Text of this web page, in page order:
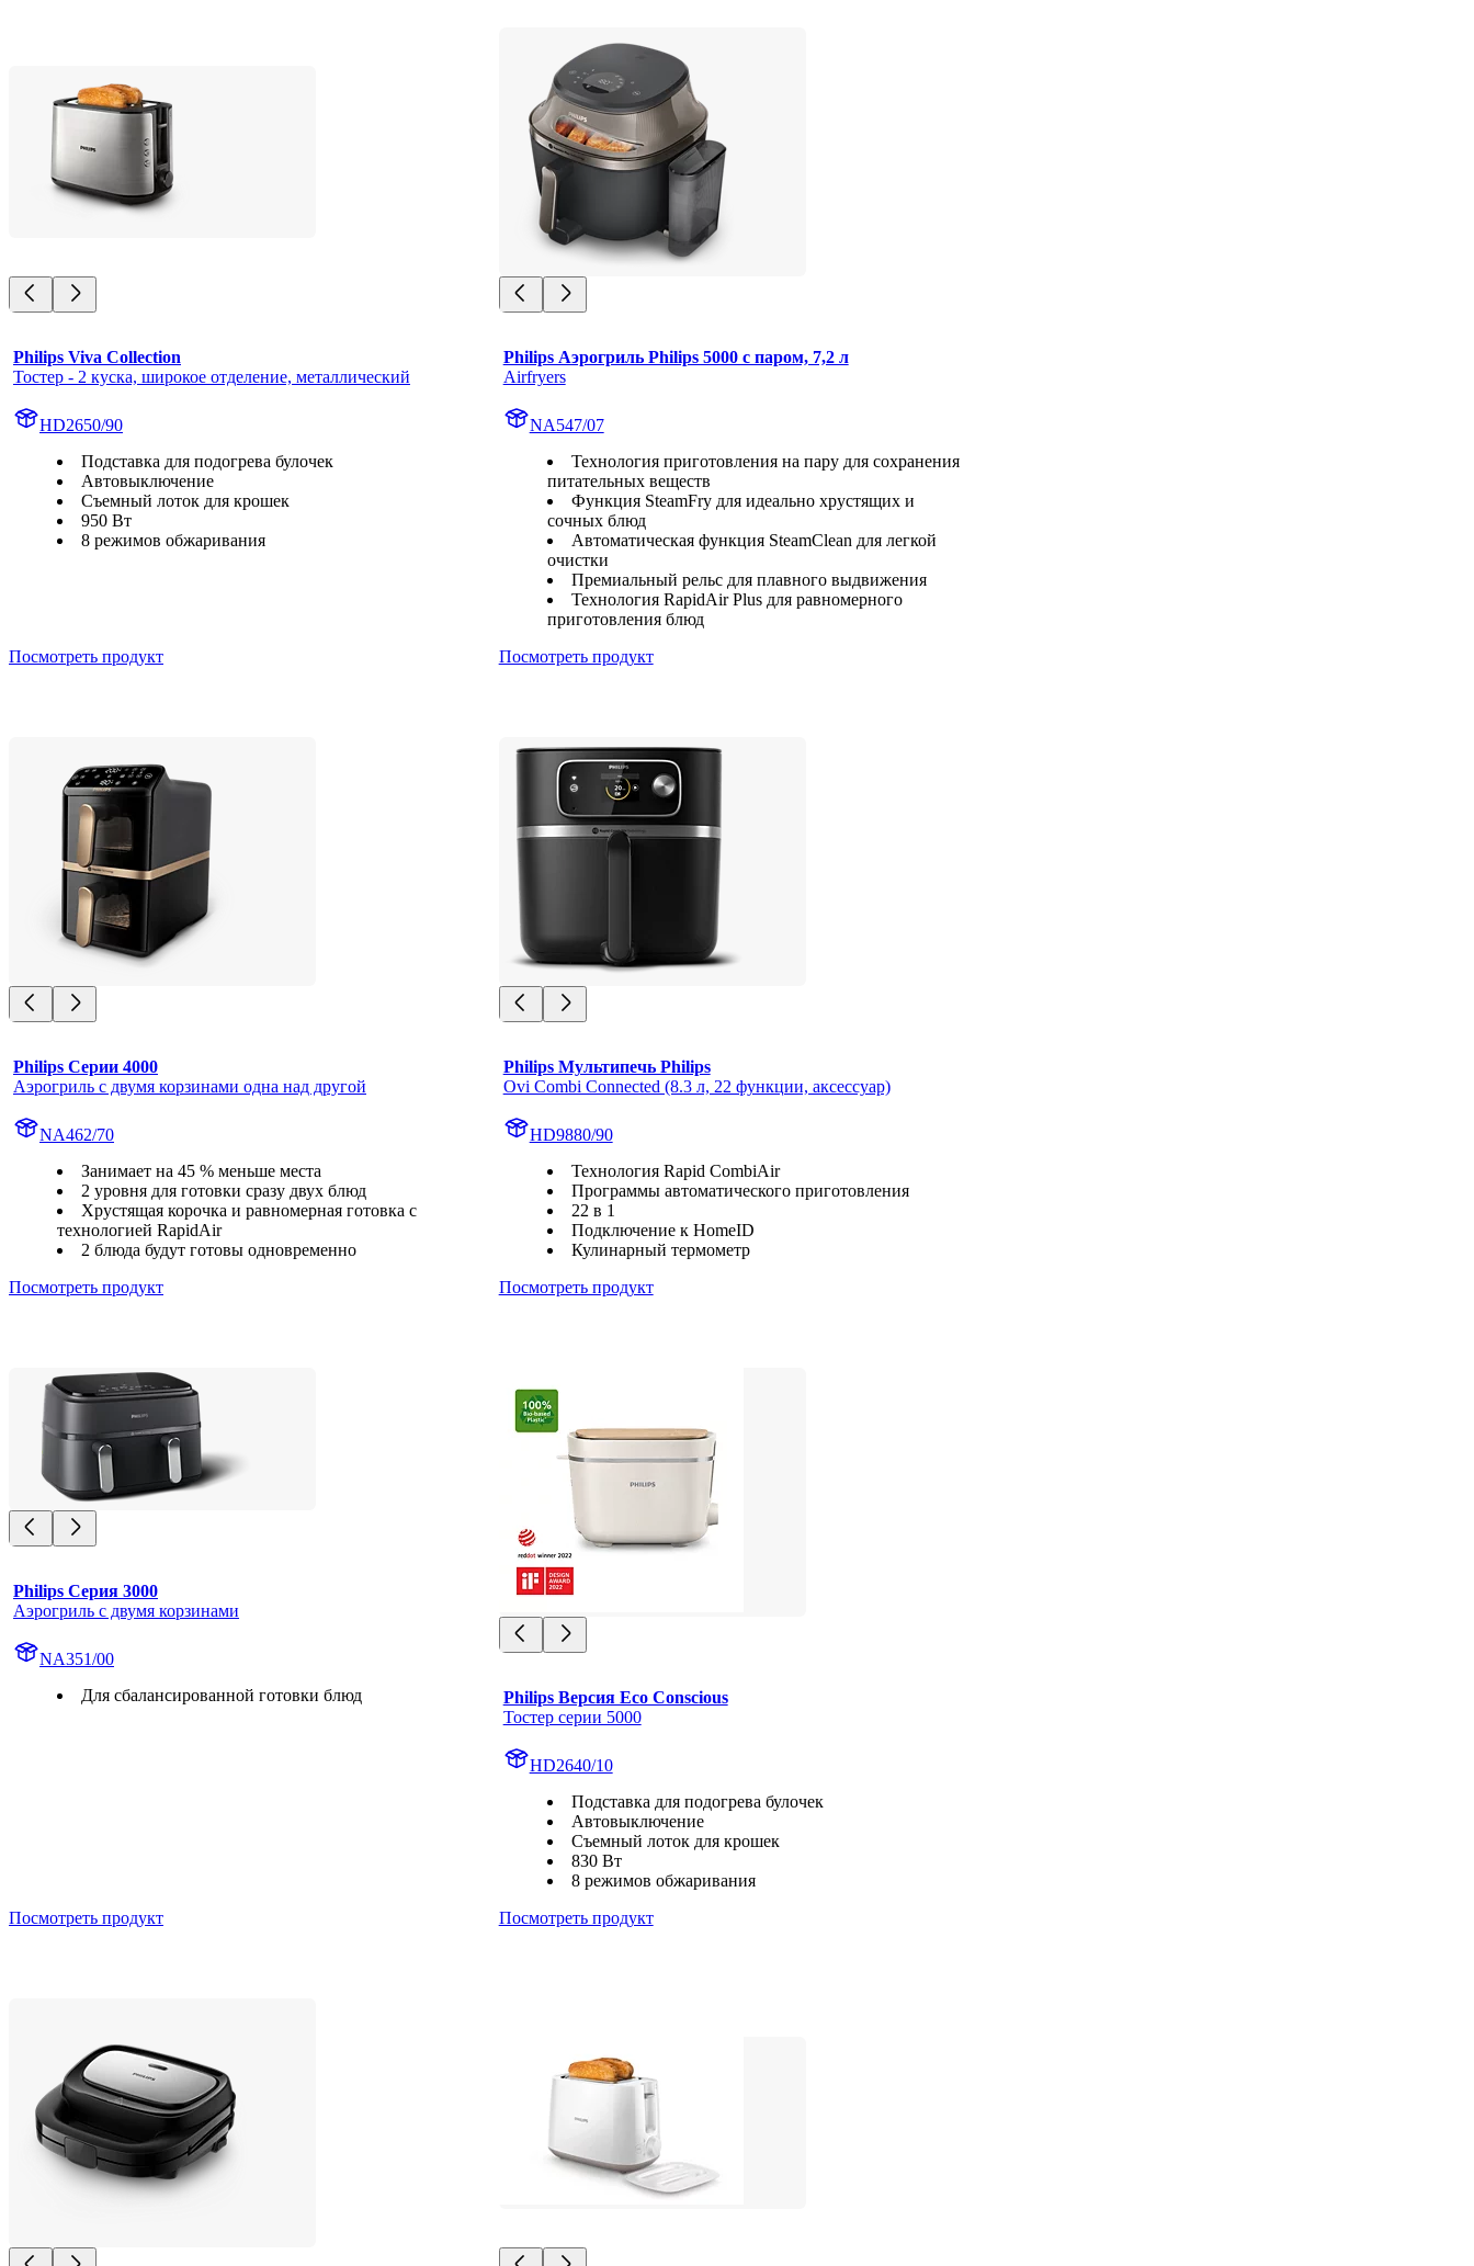
Philips Viva Collection
Тостер - 2 куска, широкое отделение, металлический
HD2650/90
Подставка для подогрева булочек
Автовыключение
Съемный лоток для крошек
950 Вт
8 режимов обжаривания
Посмотреть продукт
Philips Аэрогриль Philips 5000 с паром, 7,2 л
Airfryers
NA547/07
Технология приготовления на пару для сохранения
питательных веществ
Функция SteamFry для идеально хрустящих и
сочных блюд
Автоматическая функция SteamClean для легкой
очистки
Премиальный рельс для плавного выдвижения
Технология RapidAir Plus для равномерного
приготовления блюд
Посмотреть продукт
Philips Серии 4000
Аэрогриль с двумя корзинами одна над другой
NA462/70
Занимает на 45 % меньше места
2 уровня для готовки сразу двух блюд
Хрустящая корочка и равномерная готовка с
технологией RapidAir
2 блюда будут готовы одновременно
Посмотреть продукт
Philips Мультипечь Philips
Ovi Combi Connected (8.3 л, 22 функции, аксесcуар)
HD9880/90
Технология Rapid CombiAir
Программы автоматического приготовления
22 в 1
Подключение к HomeID
Кулинарный термометр
Посмотреть продукт
Philips Серия 3000
Аэрогриль с двумя корзинами
NA351/00
Для сбалансированной готовки блюд
Посмотреть продукт
Philips Версия Eco Conscious
Тостер серии 5000
HD2640/10
Подставка для подогрева булочек
Автовыключение
Съемный лоток для крошек
830 Вт
8 режимов обжаривания
Посмотреть продукт